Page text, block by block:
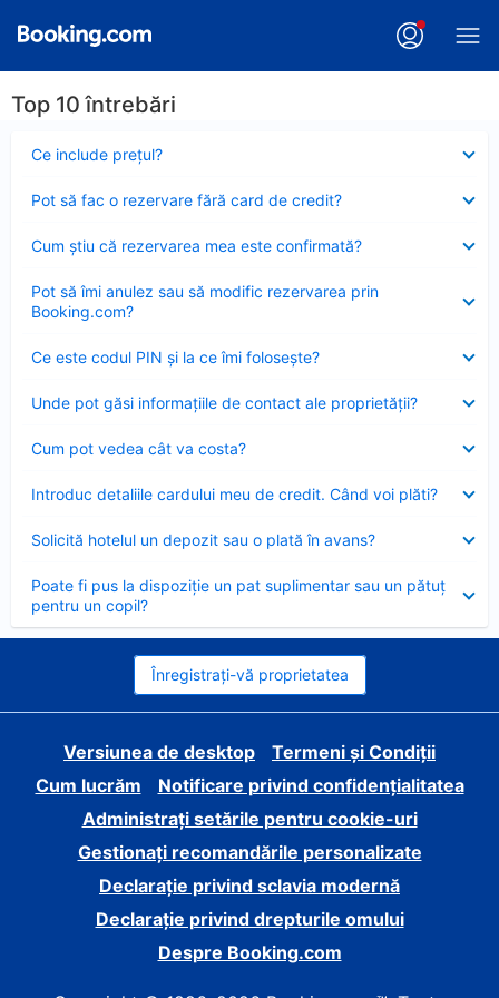
Top 10 întrebări
Ce include preţul?
închis
Pot să fac o rezervare fără card de credit?
închis
Cum ştiu că rezervarea mea este confirmată?
închis
Pot să îmi anulez sau să modific rezervarea prin
Booking.com?
închis
Ce este codul PIN şi la ce îmi foloseşte?
închis
Unde pot găsi informațiile de contact ale proprietății?
închis
Cum pot vedea cât va costa?
închis
Introduc detaliile cardului meu de credit. Când voi plăti?
închis
Solicită hotelul un depozit sau o plată în avans?
închis
Poate fi pus la dispoziție un pat suplimentar sau un pătuț
pentru un copil?
închis
Înregistrați-vă proprietatea
Versiunea de desktop
Termeni și Condiții
Cum lucrăm
Notificare privind confidențialitatea
Administrați setările pentru cookie-uri
Gestionați recomandările personalizate
Declarație privind sclavia modernă
Declarație privind drepturile omului
Despre Booking.com